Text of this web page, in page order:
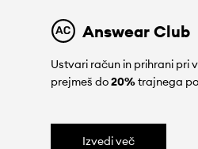
Answear Club
Ustvari račun in prihrani pri
prejmeš do20%trajnega
Izvedi več